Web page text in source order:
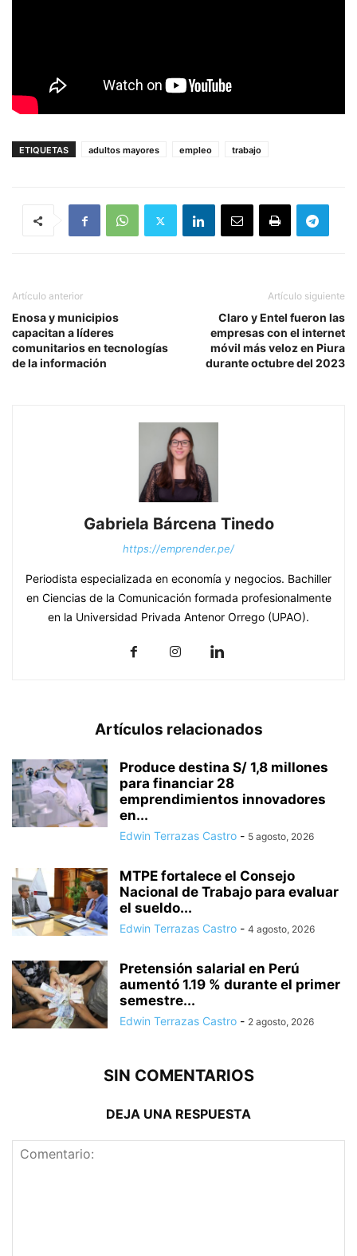
ETIQUETAS adultos mayores empleo trabajo
Artículo anterior
Enosa y municipios
capacitan a líderes
comunitarios en tecnologías
de la información
Artículo siguiente
Claro y Entel fueron las
empresas con el internet
móvil más veloz en Piura
durante octubre del 2023
Gabriela Bárcena Tinedo
https://emprender.pe/
Periodista especializada en economía y negocios. Bachiller
en Ciencias de la Comunicación formada profesionalmente
en la Universidad Privada Antenor Orrego (UPAO).
Artículos relacionados
Produce destina S/ 1,8 millones
para financiar 28
emprendimientos innovadores
en...
Edwin Terrazas Castro - 5 agosto, 2026
MTPE fortalece el Consejo
Nacional de Trabajo para evaluar
el sueldo...
Edwin Terrazas Castro - 4 agosto, 2026
Pretensión salarial en Perú
aumentó 1.19 % durante el primer
semestre...
Edwin Terrazas Castro - 2 agosto, 2026
SIN COMENTARIOS
DEJA UNA RESPUESTA